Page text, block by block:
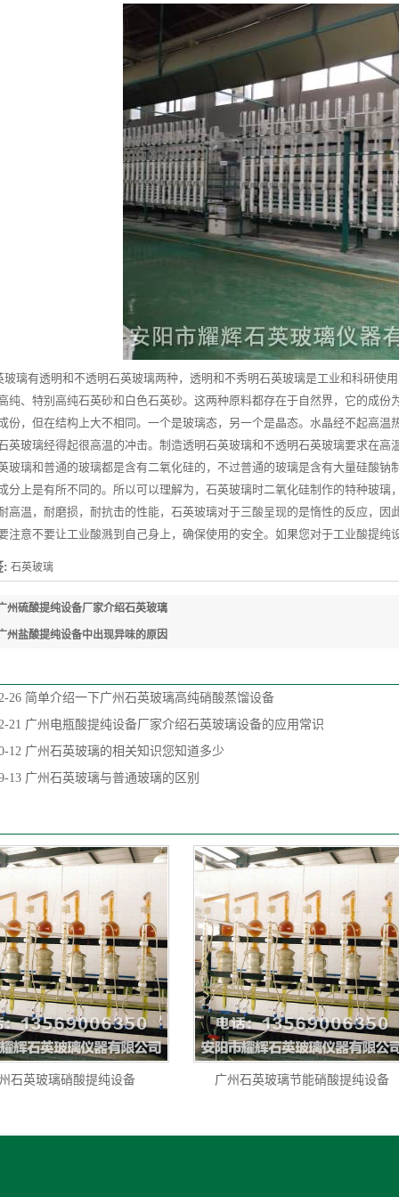
有透明和不透明石英玻璃两种，透明和不秀明石英玻璃是工业和科研使
纯、特别高纯石英砂和白色石英砂。这两种原料都存在于自然界，它的成份
份，但在结构上大不相同。一个是玻璃态，另一个是晶态。水晶经不起高温
英玻璃经得起很高温的冲击。制造透明石英玻璃和不透明石英玻璃要求在
玻璃和普通的玻璃都是含有二氧化硅的，不过普通的玻璃是含有大量硅酸钠
分上是有所不同的。所以可以理解为，石英玻璃时二氧化硅制作的特种玻璃
高温，耐磨损，耐抗击的性能，石英玻璃对于三酸呈现的是惰性的反应，因
注意不要让工业酸溅到自己身上，确保使用的安全。如果您对于工业酸提纯
: 石英玻璃
州硫酸提纯设备厂家介绍石英玻璃
州盐酸提纯设备中出现异味的原因
26 简单介绍一下广州石英玻璃高纯硝酸蒸馏设备
21 广州电瓶酸提纯设备厂家介绍石英玻璃设备的应用常识
12 广州石英玻璃的相关知识您知道多少
13 广州石英玻璃与普通玻璃的区别
石英玻璃硝酸提纯设备 广州石英玻璃节能硝酸提纯设备